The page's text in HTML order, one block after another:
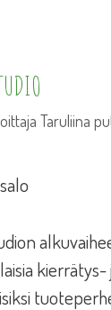
Taruliina